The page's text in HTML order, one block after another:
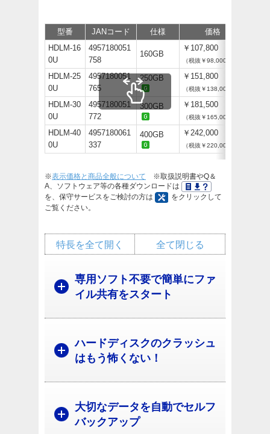
型番 JANコード 仕様 価格
HDLM-16
0U
4957180051
758
160GB
￥107,800
（税抜￥98,000）
HDLM-25
0U
4957180051
765
250GB ￥151,800
（税抜￥138,000）
HDLM-30
0U
4957180051
772
300GB ￥181,500
（税抜￥165,000）
HDLM-40
0U
4957180061
337
400GB ￥242,000
（税抜￥220,000）
※表示価格と商品全般について ※取扱説明書やQ＆
A、ソフトウェア等の各種ダウンロードは
を、保守サービスをご検討の方は
をクリックして
ご覧ください。
全て閉じる
特長を全て開く
専用ソフト不要で簡単にファ
イル共有をスタート
ハードディスクのクラッシュ
はもう怖くない！
大切なデータを自動でセルフ
バックアップ